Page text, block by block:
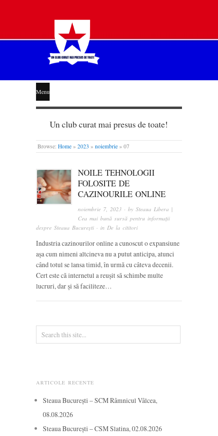
STEAUA
LIBERĂ
Menu
Un club curat mai presus de toate!
Browse: Home » 2023 » noiembrie » 07
NOILE TEHNOLOGII
FOLOSITE DE
CAZINOURILE ONLINE
noiembrie 7, 2023 · bySteaua Libera |
Cea mai bună sursă pentru informații
despre Steaua București · in De la cititori
Industria cazinourilor online a cunoscut o expansiune
așa cum nimeni altcineva nu a putut anticipa, atunci
când totul se lansa timid, în urmă cu câteva decenii.
Cert este că internetul a reușit să schimbe multe
lucruri, dar și să faciliteze…
ARTICOLE RECENTE
Steaua București – SCM Râmnicul Vâlcea,
08.08.2026
Steaua București – CSM Slatina, 02.08.2026